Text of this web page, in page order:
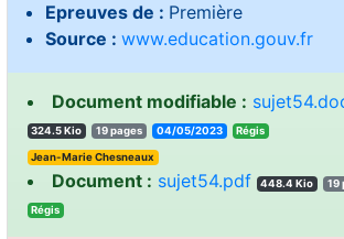
Epreuves de : Première
Source : www.education.gouv.fr
Document modifiable :
324.5 Kio 19 pages 04/05/2023 sigéR
Jean-Marie Chesneaux
Document : sujet54.pdf 448.4 Kio 19
sigéR